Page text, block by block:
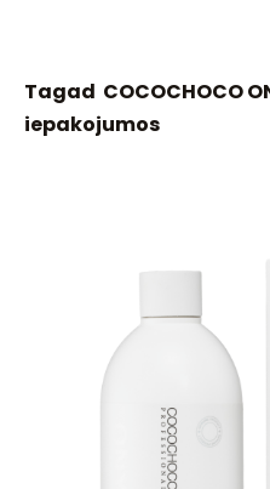
Tagad COCOCHOCO
iepakojumos